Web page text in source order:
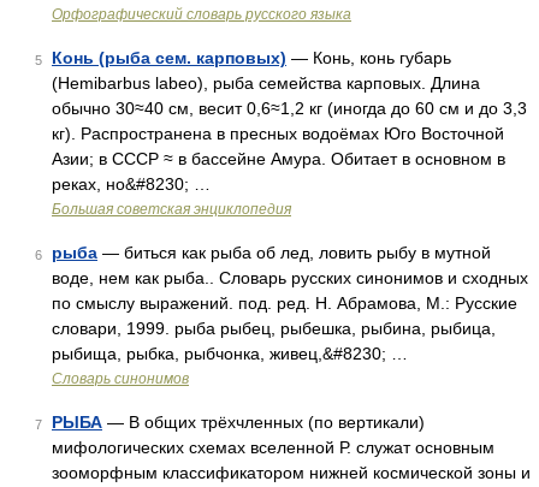
Орфографический словарь русского языка
5 Конь (рыба сем. карповых) — Конь, конь губарь
(Hemibarbus labeo), рыба семейства карповых. Длина
обычно 30≈40 см, весит 0,6≈1,2 кг (иногда до 60 см и до 3,3
кг). Распространена в пресных водоёмах Юго Восточной
Азии; в СССР ≈ в бассейне Амура. Обитает в основном в
реках, но&#8230; …
Большая советская энциклопедия
6 рыба — биться как рыба об лед, ловить рыбу в мутной
воде, нем как рыба.. Словарь русских синонимов и сходных
по смыслу выражений. под. ред. Н. Абрамова, М.: Русские
словари, 1999. рыба рыбец, рыбешка, рыбина, рыбица,
рыбища, рыбка, рыбчонка, живец,&#8230; …
Словарь синонимов
7 РЫБА — В общих трёхчленных (по вертикали)
мифологических схемах вселенной Р. служат основным
зооморфным классификатором нижней космической зоны и